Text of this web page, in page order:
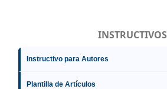
INSTRUCTIVOS
Instructivo para Autores
Plantilla de Artículos